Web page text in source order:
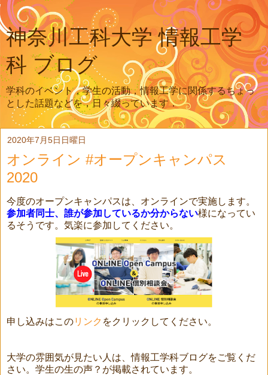
神奈川工科大学 情報工学
科 ブログ
学科のイベント，学生の活動，情報工学に関係するちょっ
とした話題などを，日々綴っています．
2020年7月5日日曜日
オンライン #オープンキャンパス
2020
今度のオープンキャンパスは、オンラインで実施します。
参加者同士、誰が参加しているか分からない様になってい
るそうです。気楽に参加してください。
申し込みはこのリンク をクリックしてください。
大学の雰囲気が見たい人は、情報工学科ブログをご覧くだ
さい。学生の生の声？が掲載されています。